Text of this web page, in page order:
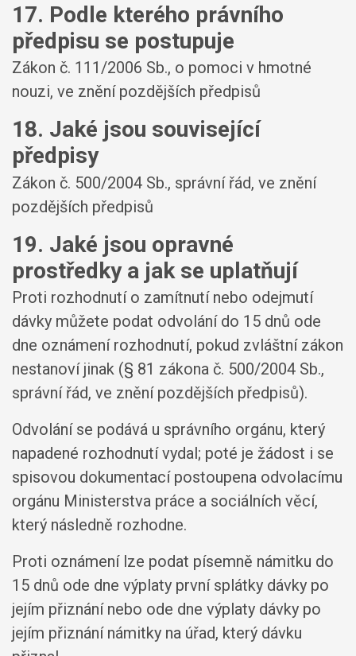
17. Podle kterého právního
předpisu se postupuje
Zákon č. 111/2006 Sb., o pomoci v hmotné
nouzi, ve znění pozdějších předpisů
18. Jaké jsou související
předpisy
Zákon č. 500/2004 Sb., správní řád, ve znění
pozdějších předpisů
19. Jaké jsou opravné
prostředky a jak se uplatňují
Proti rozhodnutí o zamítnutí nebo odejmutí
dávky můžete podat odvolání do 15 dnů ode
dne oznámení rozhodnutí, pokud zvláštní zákon
nestanoví jinak (§ 81 zákona č. 500/2004 Sb.,
správní řád, ve znění pozdějších předpisů).
Odvolání se podává u správního orgánu, který
napadené rozhodnutí vydal; poté je žádost i se
spisovou dokumentací postoupena odvolacímu
orgánu Ministerstva práce a sociálních věcí,
který následně rozhodne.
Proti oznámení lze podat písemně námitku do
15 dnů ode dne výplaty první splátky dávky po
jejím přiznání nebo ode dne výplaty dávky po
jejím přiznání námitky na úřad, který dávku